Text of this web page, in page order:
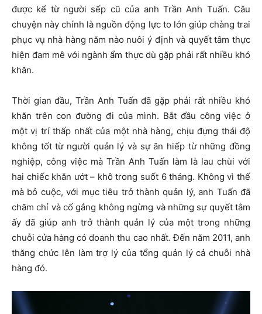
được kể từ người sếp cũ của anh Trần Anh Tuấn. Câu
chuyện này chính là nguồn động lực to lớn giúp chàng trai
phục vụ nhà hàng năm nào nuôi ý định và quyết tâm thực
hiện đam mê với ngành ẩm thực dù gặp phải rất nhiều khó
khăn.
Thời gian đầu, Trần Anh Tuấn đã gặp phải rất nhiều khó
khăn trên con đường đi của mình. Bắt đầu công việc ở
một vị trí thấp nhất của một nhà hàng, chịu đựng thái độ
không tốt từ người quản lý và sự ăn hiếp từ những đồng
nghiệp, công việc mà Trần Anh Tuấn làm là lau chùi với
hai chiếc khăn ướt – khô trong suốt 6 tháng. Không vì thế
mà bỏ cuộc, với mục tiêu trở thành quản lý, anh Tuấn đã
chăm chỉ và cố gắng không ngừng và những sự quyết tâm
ấy đã giúp anh trở thành quản lý của một trong những
chuỗi cửa hàng có doanh thu cao nhất. Đến năm 2011, anh
thăng chức lên làm trợ lý của tổng quản lý cả chuỗi nhà
hàng đó.